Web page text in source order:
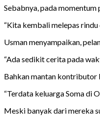
Sebabnya, pada
“Kita kembali melepas
Usman menyampaikan,
“Ada sedikit cerita pada
Bahkan mantan kontributor
“Terdata keluarga Soma di
Meski banyak dari mereka